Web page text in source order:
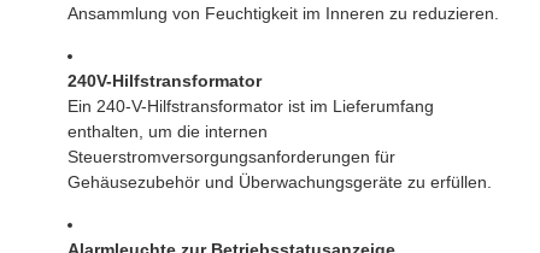
Ansammlung von Feuchtigkeit im Inneren zu reduzieren.
240V-Hilfstransformator
Ein 240-V-Hilfstransformator ist im Lieferumfang
enthalten, um die internen
Steuerstromversorgungsanforderungen für
Gehäusezubehör und Überwachungsgeräte zu erfüllen.